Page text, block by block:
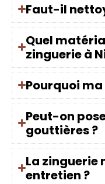
Faut-il
Quel
zinguerie à
Pourquoi
Peut-on
gouttières ?
La
entretien ?